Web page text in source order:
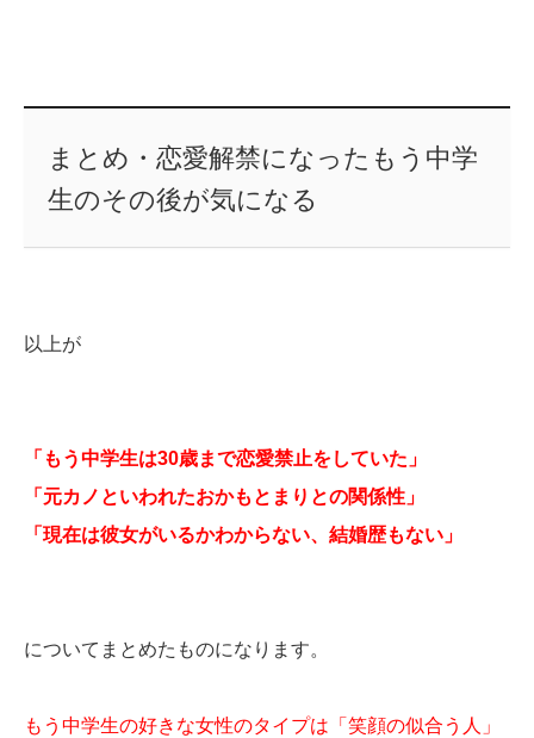
まとめ・恋愛解禁になったもう中学
生のその後が気になる
以上が
「もう中学生は30歳まで恋愛禁止をしていた」
「元カノといわれたおかもとまりとの関係性」
「現在は彼女がいるかわからない、結婚歴もない」
についてまとめたものになります。
もう中学生の好きな女性のタイプは「笑顔の似合う人」